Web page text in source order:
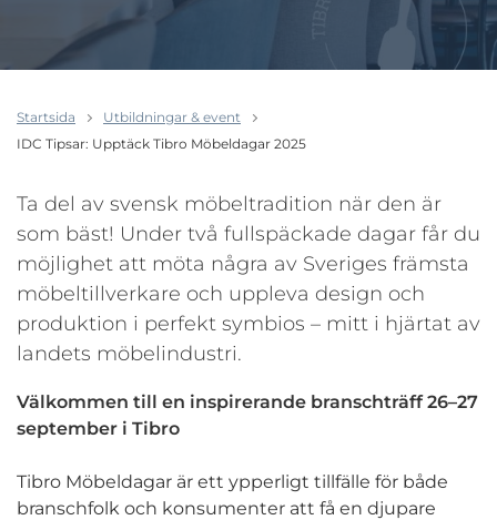
Startsida
Utbildningar & event
IDC Tipsar: Upptäck Tibro Möbeldagar 2025
Ta del av svensk möbeltradition när den är
som bäst! Under två fullspäckade dagar får du
möjlighet att möta några av Sveriges främsta
möbeltillverkare och uppleva design och
produktion i perfekt symbios – mitt i hjärtat av
landets möbelindustri.
Välkommen till en inspirerande branschträff 26–27
september i Tibro
Tibro Möbeldagar är ett ypperligt tillfälle för både
branschfolk och konsumenter att få en djupare